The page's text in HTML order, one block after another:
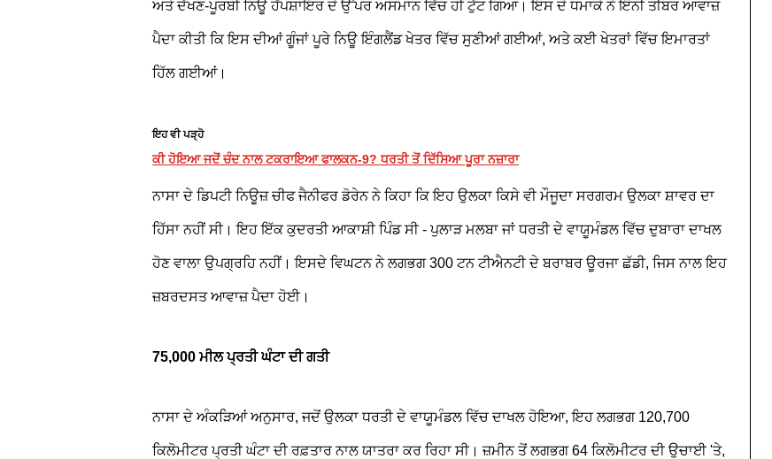
ਅਤੇ ਦੱਖਣ-ਪੂਰਬੀ ਨਿਊ ਹੈਂਪਸ਼ਾਇਰ ਦੇ ਉੱਪਰ ਅਸਮਾਨ ਵਿੱਚ ਹੀ ਟੁੱਟ ਗਿਆ। ਇਸ ਦੇ ਧਮਾਕੇ ਨੇ ਇੰਨੀ ਤੀਬਰ ਆਵਾਜ਼
ਪੈਦਾ ਕੀਤੀ ਕਿ ਇਸ ਦੀਆਂ ਗੂੰਜਾਂ ਪੂਰੇ ਨਿਊ ਇੰਗਲੈਂਡ ਖੇਤਰ ਵਿੱਚ ਸੁਣੀਆਂ ਗਈਆਂ, ਅਤੇ ਕਈ ਖੇਤਰਾਂ ਵਿੱਚ ਇਮਾਰਤਾਂ
ਹਿੱਲ ਗਈਆਂ।
ਇਹ ਵੀ ਪੜ੍ਹੋ
ਕੀ ਹੋਇਆ ਜਦੋਂ ਚੰਦ ਨਾਲ ਟਕਰਾਇਆ ਫਾਲਕਨ-9? ਧਰਤੀ ਤੋਂ ਦਿੱਸਿਆ ਪੂਰਾ ਨਜ਼ਾਰਾ
ਨਾਸਾ ਦੇ ਡਿਪਟੀ ਨਿਊਜ਼ ਚੀਫ ਜੈਨੀਫਰ ਡੋਰੇਨ ਨੇ ਕਿਹਾ ਕਿ ਇਹ ਉਲਕਾ ਕਿਸੇ ਵੀ ਮੌਜੂਦਾ ਸਰਗਰਮ ਉਲਕਾ ਸ਼ਾਵਰ ਦਾ
ਹਿੱਸਾ ਨਹੀਂ ਸੀ। ਇਹ ਇੱਕ ਕੁਦਰਤੀ ਆਕਾਸ਼ੀ ਪਿੰਡ ਸੀ - ਪੁਲਾੜ ਮਲਬਾ ਜਾਂ ਧਰਤੀ ਦੇ ਵਾਯੂਮੰਡਲ ਵਿੱਚ ਦੁਬਾਰਾ ਦਾਖਲ
ਹੋਣ ਵਾਲਾ ਉਪਗ੍ਰਹਿ ਨਹੀਂ। ਇਸਦੇ ਵਿਘਟਨ ਨੇ ਲਗਭਗ 300 ਟਨ ਟੀਐਨਟੀ ਦੇ ਬਰਾਬਰ ਊਰਜਾ ਛੱਡੀ, ਜਿਸ ਨਾਲ ਇਹ
ਜ਼ਬਰਦਸਤ ਆਵਾਜ਼ ਪੈਦਾ ਹੋਈ।
75,000 ਮੀਲ ਪ੍ਰਤੀ ਘੰਟਾ ਦੀ ਗਤੀ
ਨਾਸਾ ਦੇ ਅੰਕੜਿਆਂ ਅਨੁਸਾਰ, ਜਦੋਂ ਉਲਕਾ ਧਰਤੀ ਦੇ ਵਾਯੂਮੰਡਲ ਵਿੱਚ ਦਾਖਲ ਹੋਇਆ, ਇਹ ਲਗਭਗ 120,700
ਕਿਲੋਮੀਟਰ ਪ੍ਰਤੀ ਘੰਟਾ ਦੀ ਰਫ਼ਤਾਰ ਨਾਲ ਯਾਤਰਾ ਕਰ ਰਿਹਾ ਸੀ। ਜ਼ਮੀਨ ਤੋਂ ਲਗਭਗ 64 ਕਿਲੋਮੀਟਰ ਦੀ ਉਚਾਈ 'ਤੇ,